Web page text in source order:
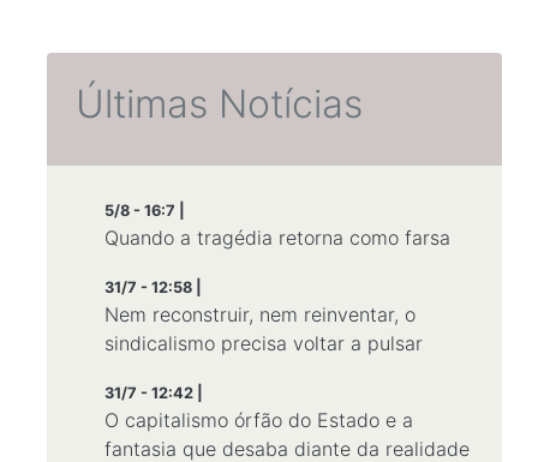
Últimas Notícias
5/8 - 16:7 |
Quando a tragédia retorna como farsa
31/7 - 12:58 |
Nem reconstruir, nem reinventar, o
sindicalismo precisa voltar a pulsar
31/7 - 12:42 |
O capitalismo órfão do Estado e a
fantasia que desaba diante da realidade